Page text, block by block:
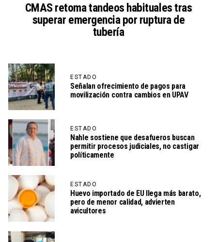
CMAS retoma tandeos habituales tras
superar emergencia por ruptura de
tubería
ESTADO
Señalan ofrecimiento de pagos para
movilización contra cambios en UPAV
ESTADO
Nahle sostiene que desafueros buscan
permitir procesos judiciales, no castigar
políticamente
ESTADO
Huevo importado de EU llega más barato,
pero de menor calidad, advierten
avicultores